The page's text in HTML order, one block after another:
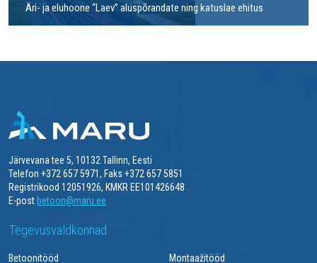
Äri- ja eluhoone “Laev” aluspõrandate ning katuslae ehitus
Järvevana tee 5, 10132 Tallinn, Eesti
Telefon +372 657 5971, Faks +372 657 5851
Registrikood 12051926, KMKR EE101426648
E-post betoon@maru.ee
Tegevusvaldkonnad
Betoonitööd Montaažitööd